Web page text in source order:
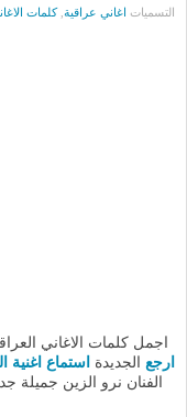
التسميات اغاني عراقية ,كلمات
اجمل كلمات الاغاني
ارجع الجديدة استماع اغنية
الفنان نرو الزين جميلة